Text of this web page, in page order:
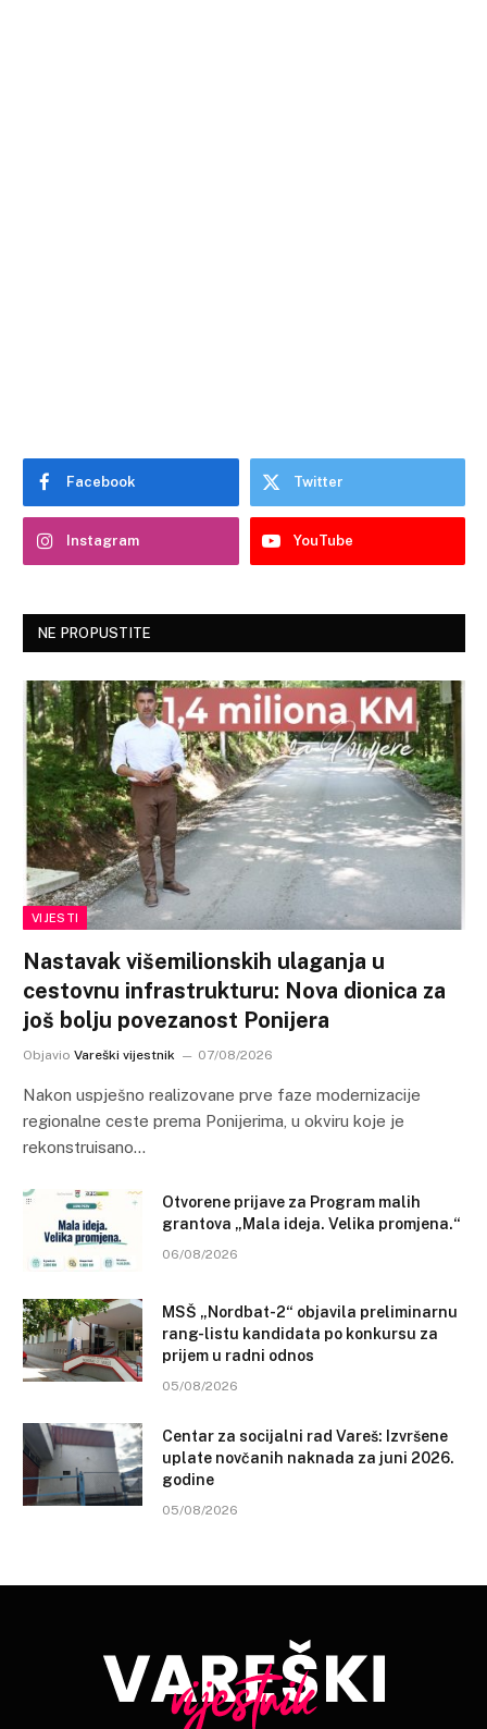
Facebook Twitter
Instagram YouTube
NE PROPUSTITE
VIJESTI
Nastavak višemilionskih ulaganja u
cestovnu infrastrukturu: Nova dionica za
još bolju povezanost Ponijera
Objavio Vareški vijestnik 07/08/2026
Nakon uspješno realizovane prve faze modernizacije
regionalne ceste prema Ponijerima, u okviru koje je
rekonstruisano…
Otvorene prijave za Program malih
grantova „Mala ideja. Velika promjena.“
06/08/2026
MSŠ „Nordbat-2“ objavila preliminarnu
rang-listu kandidata po konkursu za
prijem u radni odnos
05/08/2026
Centar za socijalni rad Vareš: Izvršene
uplate novčanih naknada za juni 2026.
godine
05/08/2026